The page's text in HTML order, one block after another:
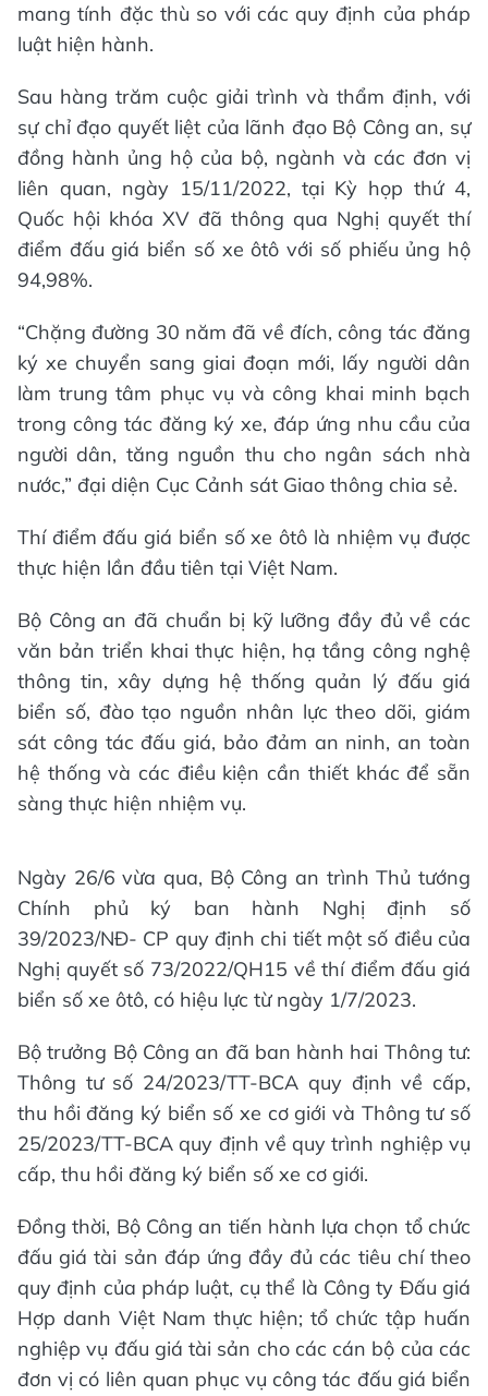
mang tính đặc thù so với các quy định của pháp
luật hiện hành.
Sau hàng trăm cuộc giải trình và thẩm định, với
sự chỉ đạo quyết liệt của lãnh đạo Bộ Công an, sự
đồng hành ủng hộ của bộ, ngành và các đơn vị
liên quan, ngày 15/11/2022, tại Kỳ họp thứ 4,
Quốc hội khóa XV đã thông qua Nghị quyết thí
điểm đấu giá biển số xe ôtô với số phiếu ủng hộ
94,98%.
“Chặng đường 30 năm đã về đích, công tác đăng
ký xe chuyển sang giai đoạn mới, lấy người dân
làm trung tâm phục vụ và công khai minh bạch
trong công tác đăng ký xe, đáp ứng nhu cầu của
người dân, tăng nguồn thu cho ngân sách nhà
nước,” đại diện Cục Cảnh sát Giao thông chia sẻ.
Thí điểm đấu giá biển số xe ôtô là nhiệm vụ được
thực hiện lần đầu tiên tại Việt Nam.
Bộ Công an đã chuẩn bị kỹ lưỡng đầy đủ về các
văn bản triển khai thực hiện, hạ tầng công nghệ
thông tin, xây dựng hệ thống quản lý đấu giá
biển số, đào tạo nguồn nhân lực theo dõi, giám
sát công tác đấu giá, bảo đảm an ninh, an toàn
hệ thống và các điều kiện cần thiết khác để sẵn
sàng thực hiện nhiệm vụ.
Ngày 26/6 vừa qua, Bộ Công an trình Thủ tướng
Chính phủ ký ban hành Nghị định số
39/2023/NĐ- CP quy định chi tiết một số điều của
Nghị quyết số 73/2022/QH15 về thí điểm đấu giá
biển số xe ôtô, có hiệu lực từ ngày 1/7/2023.
Bộ trưởng Bộ Công an đã ban hành hai Thông tư:
Thông tư số 24/2023/TT-BCA quy định về cấp,
thu hồi đăng ký biển số xe cơ giới và Thông tư số
25/2023/TT-BCA quy định về quy trình nghiệp vụ
cấp, thu hồi đăng ký biển số xe cơ giới.
Đồng thời, Bộ Công an tiến hành lựa chọn tổ chức
đấu giá tài sản đáp ứng đầy đủ các tiêu chí theo
quy định của pháp luật, cụ thể là Công ty Đấu giá
Hợp danh Việt Nam thực hiện; tổ chức tập huấn
nghiệp vụ đấu giá tài sản cho các cán bộ của các
đơn vị có liên quan phục vụ công tác đấu giá biển